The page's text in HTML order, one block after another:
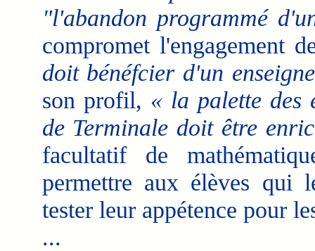
"l'abandon programmé
compromet l'engagement
doit bénéfcier d'un
son profil, « la palette des
de Terminale doit être
facultatif de
permettre aux élèves qui
tester leur appétence pour
...